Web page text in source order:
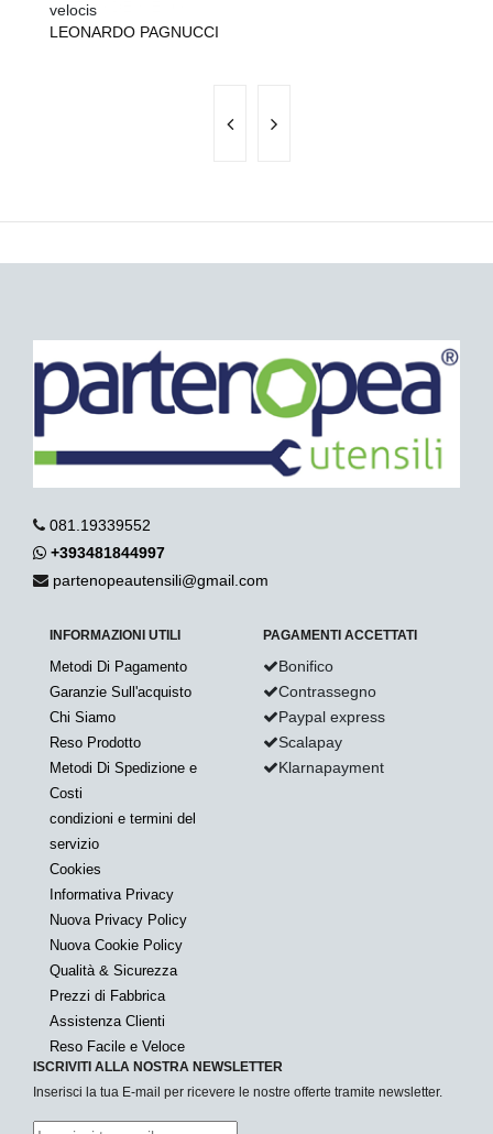
velocis
LEONARDO PAGNUCCI
081.19339552
+393481844997
partenopeautensili@gmail.com
INFORMAZIONI UTILI
Metodi Di Pagamento
Garanzie Sull'acquisto
Chi Siamo
Reso Prodotto
Metodi Di Spedizione e
Costi
condizioni e termini del
servizio
Cookies
Informativa Privacy
Nuova Privacy Policy
Nuova Cookie Policy
Qualità & Sicurezza
Prezzi di Fabbrica
Assistenza Clienti
Reso Facile e Veloce
PAGAMENTI ACCETTATI
Bonifico
Contrassegno
Paypal express
Scalapay
Klarnapayment
ISCRIVITI ALLA NOSTRA NEWSLETTER
Inserisci la tua E-mail per ricevere le nostre offerte tramite newsletter.